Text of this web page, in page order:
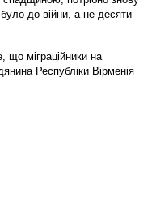
до війни, а не десяти
що міграційники на
Республіки Вірменія